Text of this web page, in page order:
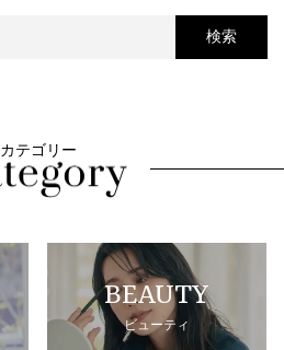
検索
カテゴリー
BEAUTY
ビューティ